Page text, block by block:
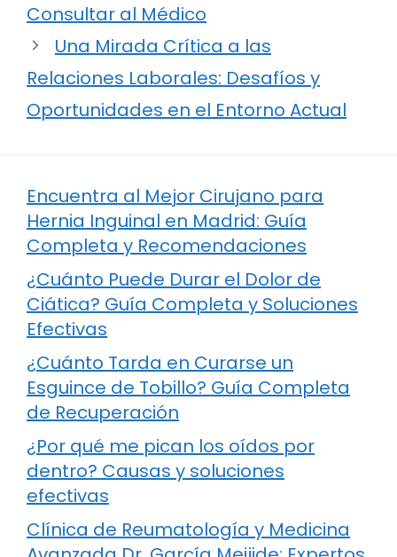
Consultar al Médico
Una Mirada Crítica a las
Relaciones Laborales: Desafíos y
Oportunidades en el Entorno Actual
Encuentra al Mejor Cirujano para
Hernia Inguinal en Madrid: Guía
Completa y Recomendaciones
¿Cuánto Puede Durar el Dolor de
Ciática? Guía Completa y Soluciones
Efectivas
¿Cuánto Tarda en Curarse un
Esguince de Tobillo? Guía Completa
de Recuperación
¿Por qué me pican los oídos por
dentro? Causas y soluciones
efectivas
Clínica de Reumatología y Medicina